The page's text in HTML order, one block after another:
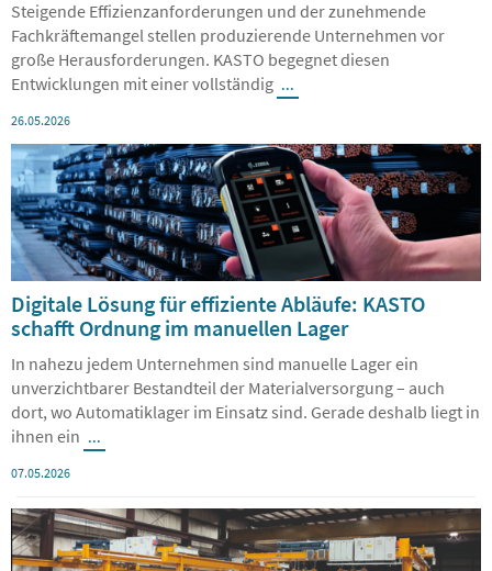
präsentiert neue Steuerungsgeneration
Steigende Effizienzanforderungen und der zunehmende
Fachkräftemangel stellen produzierende Unternehmen vor
große Herausforderungen. KASTO begegnet diesen
Entwicklungen mit einer vollständig
26.05.2026
Digitale Lösung für effiziente Abläufe: KASTO
schafft Ordnung im manuellen Lager
In nahezu jedem Unternehmen sind manuelle Lager ein
unverzichtbarer Bestandteil der Materialversorgung – auch
dort, wo Automatiklager im Einsatz sind. Gerade deshalb liegt in
ihnen ein